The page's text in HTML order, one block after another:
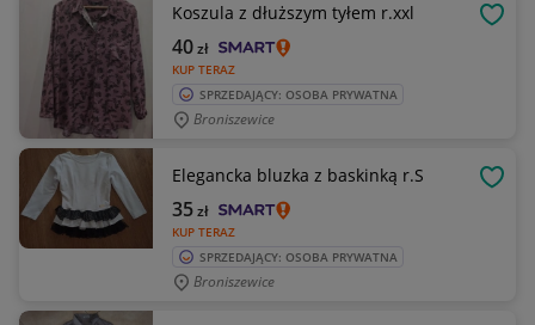
Koszula z dłuższym tyłem r.xxl
KUP TERAZ
40zł
SPRZEDAJĄCY: OSOBA PRYWATNA
Broniszewice
Elegancka bluzka z baskinką r.S
KUP TERAZ
35zł
SPRZEDAJĄCY: OSOBA PRYWATNA
Broniszewice